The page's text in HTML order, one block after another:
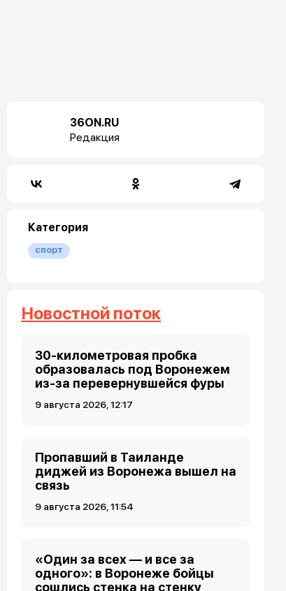
36ON.RU
Редакция
Категория
спорт
Новостной поток
30-километровая пробка
образовалась под Воронежем
из-за перевернувшейся фуры
9 августа 2026, 12:17
Пропавший в Таиланде
диджей из Воронежа вышел на
связь
9 августа 2026, 11:54
«Один за всех — и все за
одного»: в Воронеже бойцы
сошлись стенка на стенку